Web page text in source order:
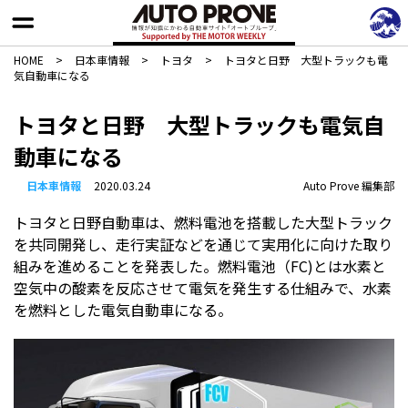
HOME > 日本車情報​ > トヨタ >
トヨタと日野 大型トラックも電
気自動車になる
トヨタと日野 大型トラックも電気自
動車になる
日本車情報​ 2020.03.24 Auto Prove 編集部
トヨタと日野自動車は、燃料電池を搭載した大型トラック
を共同開発し、走行実証などを通じて実用化に向けた取り
組みを進めることを発表した。燃料電池（FC)とは水素と
空気中の酸素を反応させて電気を発生する仕組みで、水素
を燃料とした電気自動車になる。